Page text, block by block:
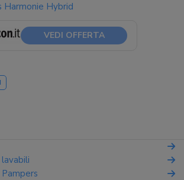
Harmonie Hybrid
VEDI OFFERTA